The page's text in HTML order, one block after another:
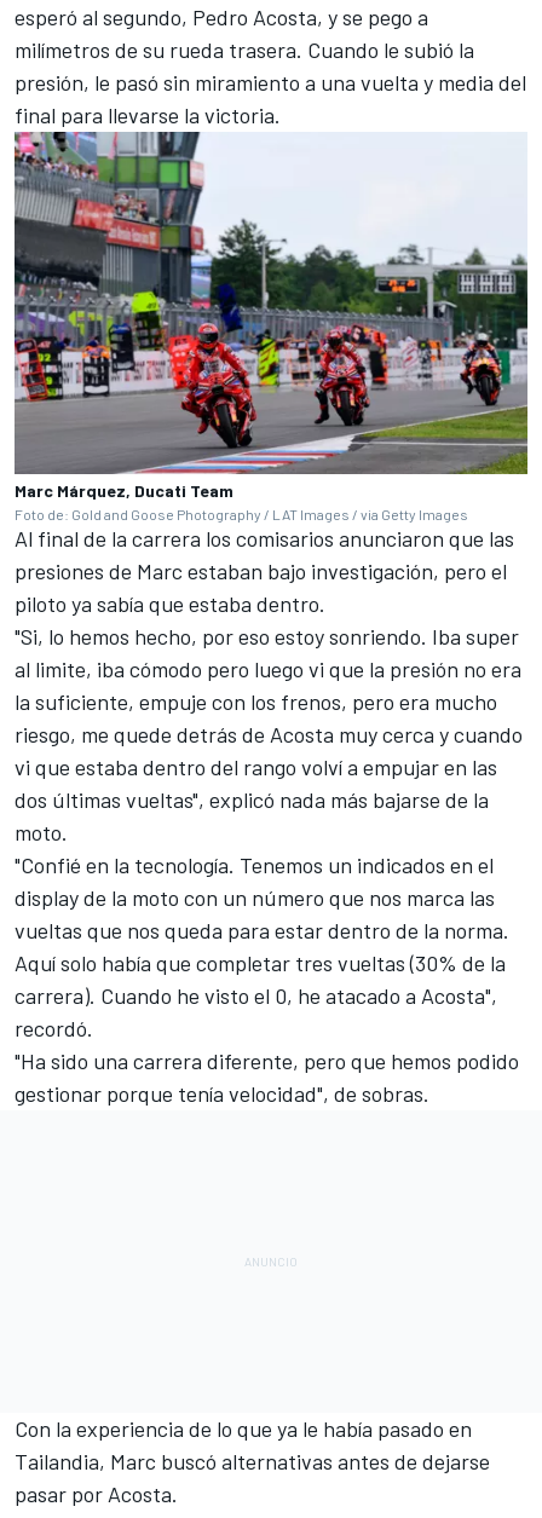
esperó al segundo, Pedro Acosta, y se pego a
milímetros de su rueda trasera. Cuando le subió la
presión, le pasó sin miramiento a una vuelta y media del
final para llevarse la victoria.
Marc Márquez, Ducati Team
Foto de: Gold and Goose Photography / LAT Images / via Getty Images
Al final de la carrera los comisarios anunciaron que las
presiones de Marc estaban bajo investigación, pero el
piloto ya sabía que estaba dentro.
"Si, lo hemos hecho, por eso estoy sonriendo. Iba super
al limite, iba cómodo pero luego vi que la presión no era
la suficiente, empuje con los frenos, pero era mucho
riesgo, me quede detrás de Acosta muy cerca y cuando
vi que estaba dentro del rango volví a empujar en las
dos últimas vueltas", explicó nada más bajarse de la
moto.
"Confié en la tecnología. Tenemos un indicados en el
display de la moto con un número que nos marca las
vueltas que nos queda para estar dentro de la norma.
Aquí solo había que completar tres vueltas (30% de la
carrera). Cuando he visto el 0, he atacado a Acosta",
recordó.
"Ha sido una carrera diferente, pero que hemos podido
gestionar porque tenía velocidad", de sobras.
Con la experiencia de lo que ya le había pasado en
Tailandia, Marc buscó alternativas antes de dejarse
pasar por Acosta.